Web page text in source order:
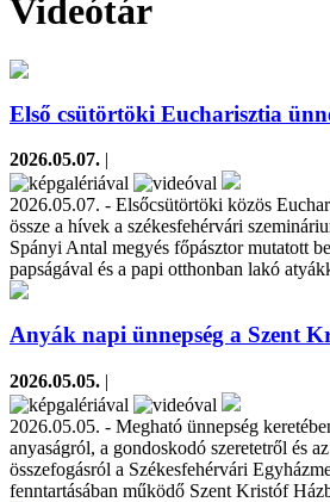
Videótár
Első csütörtöki Eucharisztia
2026.05.07. |
2026.05.07. - Elsőcsütörtöki közös
össze a hívek a székesfehérvári
Spányi Antal megyés főpásztor mutatott
papságával és a papi otthonban lakó
Anyák napi ünnepség a Szent
2026.05.05. |
2026.05.05. - Megható ünnepség
anyaságról, a gondoskodó szeretetről és
összefogásról a Székesfehérvári
fenntartásában működő Szent Kristóf